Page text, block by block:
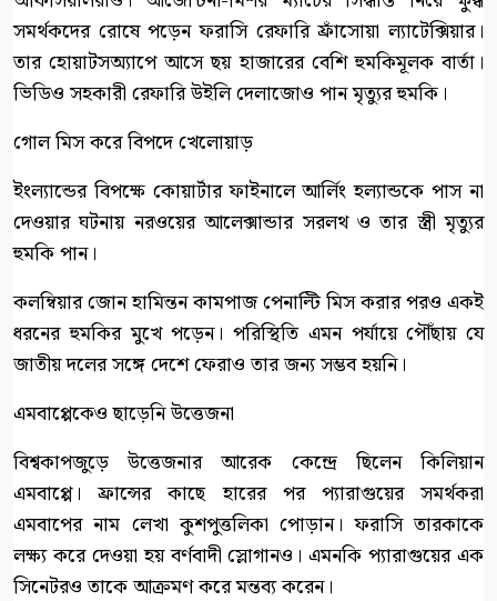
সমর্থকদের রোষে পড়েন ফরাসি রেফারি ফ্রাঁসোয়া ল্যাটেক্সিয়ার।
তার হোয়াটসঅ্যাপে আসে ছয় হাজারের বেশি হুমকিমূলক বার্তা।
ভিডিও সহকারী রেফারি উইলি দেলাজোও পান মৃত্যুর হুমকি।
গোল মিস করে বিপদে খেলোয়াড়
ইংল্যান্ডের বিপক্ষে কোয়ার্টার ফাইনালে আর্লিং হল্যান্ডকে পাস না
দেওয়ার ঘটনায় নরওয়ের আলেক্সান্ডার সরলথ ও তার স্ত্রী মৃত্যুর
হুমকি পান।
কলম্বিয়ার জোন হামিন্তন কামপাজ পেনাল্টি মিস করার পরও একই
ধরনের হুমকির মুখে পড়েন। পরিস্থিতি এমন পর্যায়ে পৌঁছায় যে
জাতীয় দলের সঙ্গে দেশে ফেরাও তার জন্য সম্ভব হয়নি।
এমবাপ্পেকেও ছাড়েনি উত্তেজনা
বিশ্বকাপজুড়ে উত্তেজনার আরেক কেন্দ্রে ছিলেন কিলিয়ান
এমবাপ্পে। ফ্রান্সের কাছে হারের পর প্যারাগুয়ের সমর্থকরা
এমবাপের নাম লেখা কুশপুত্তলিকা পোড়ান। ফরাসি তারকাকে
লক্ষ্য করে দেওয়া হয় বর্ণবাদী স্লোগানও। এমনকি প্যারাগুয়ের এক
সিনেটরও তাকে আক্রমণ করে মন্তব্য করেন।